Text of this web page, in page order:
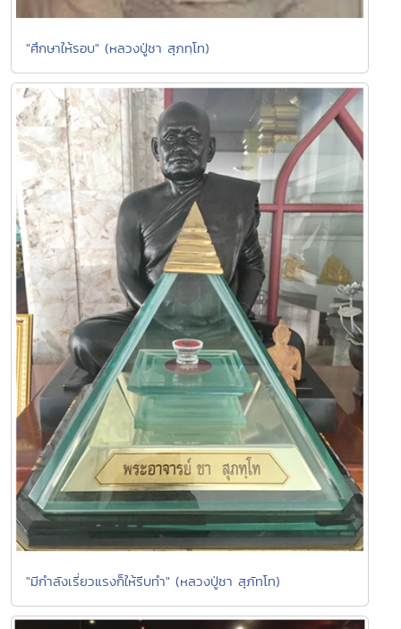
"ศึกษาให้รอบ" (หลวงปู่ชา สุภทฺโท)
"มีกำลังเรี่ยวแรงก็ให้รีบทำ" (หลวงปู่ชา สุภัทโท)